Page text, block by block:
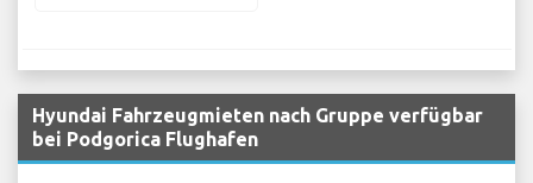
Hyundai Fahrzeugmieten nach Gruppe verfügbar
bei Podgorica Flughafen